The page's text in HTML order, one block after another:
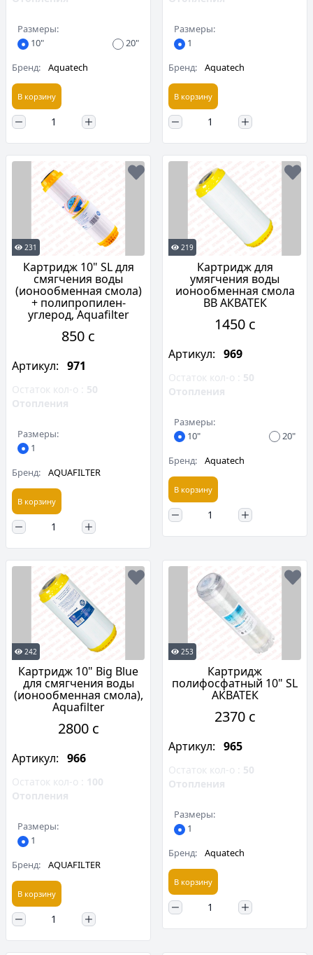
Размеры:
10"
20"
Бренд:
Aquatech
В корзину
Размеры:
1
Бренд:
Aquatech
В корзину
231
Картридж 10" SL для
смягчения воды
(ионообменная смола)
+ полипропилен-
углерод, Aquafilter
850 c
Артикул: 971
Остаток кол-о : 50
Отопления
Размеры:
1
Бренд:
AQUAFILTER
В корзину
219
Картридж для
умягчения воды
ионообменная смола
BB АКВАТЕК
1450 c
Артикул: 969
Остаток кол-о : 50
Отопления
Размеры:
10"
20"
Бренд:
Aquatech
В корзину
242
Картридж 10" Big Blue
для смягчения воды
(ионообменная смола),
Aquafilter
2800 c
Артикул: 966
Остаток кол-о :
100
Отопления
Размеры:
1
Бренд:
AQUAFILTER
В корзину
253
Картридж
полифосфатный 10" SL
АКВАТЕК
2370 c
Артикул: 965
Остаток кол-о : 50
Отопления
Размеры:
1
Бренд:
Aquatech
В корзину